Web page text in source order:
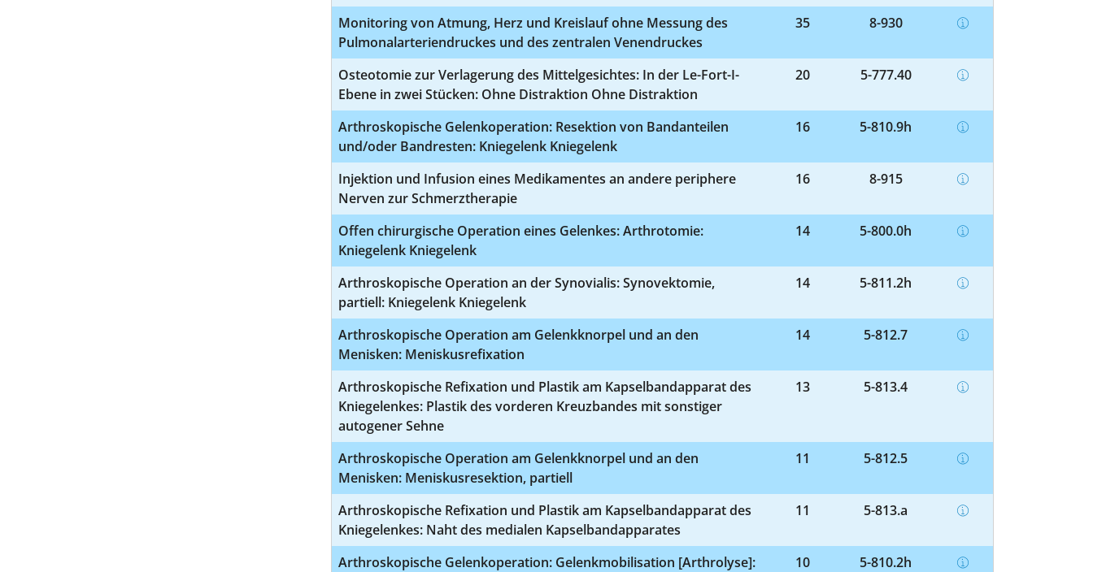
Monitoring von Atmung, Herz und Kreislauf ohne Messung des
Pulmonalarteriendruckes und des zentralen Venendruckes
35 8-930
Osteotomie zur Verlagerung des Mittelgesichtes: In der Le-Fort-I-
Ebene in zwei Stücken: Ohne Distraktion Ohne Distraktion
20 5-777.40
Arthroskopische Gelenkoperation: Resektion von Bandanteilen
und/oder Bandresten: Kniegelenk Kniegelenk
16 5-810.9h
Injektion und Infusion eines Medikamentes an andere periphere
Nerven zur Schmerztherapie
16 8-915
Offen chirurgische Operation eines Gelenkes: Arthrotomie:
Kniegelenk Kniegelenk
14 5-800.0h
Arthroskopische Operation an der Synovialis: Synovektomie,
partiell: Kniegelenk Kniegelenk
14 5-811.2h
Arthroskopische Operation am Gelenkknorpel und an den
Menisken: Meniskusrefixation
14 5-812.7
Arthroskopische Refixation und Plastik am Kapselbandapparat des
Kniegelenkes: Plastik des vorderen Kreuzbandes mit sonstiger
autogener Sehne
13 5-813.4
Arthroskopische Operation am Gelenkknorpel und an den
Menisken: Meniskusresektion, partiell
11 5-812.5
Arthroskopische Refixation und Plastik am Kapselbandapparat des
Kniegelenkes: Naht des medialen Kapselbandapparates
11 5-813.a
Arthroskopische Gelenkoperation: Gelenkmobilisation [Arthrolyse]:
10 5-810.2h